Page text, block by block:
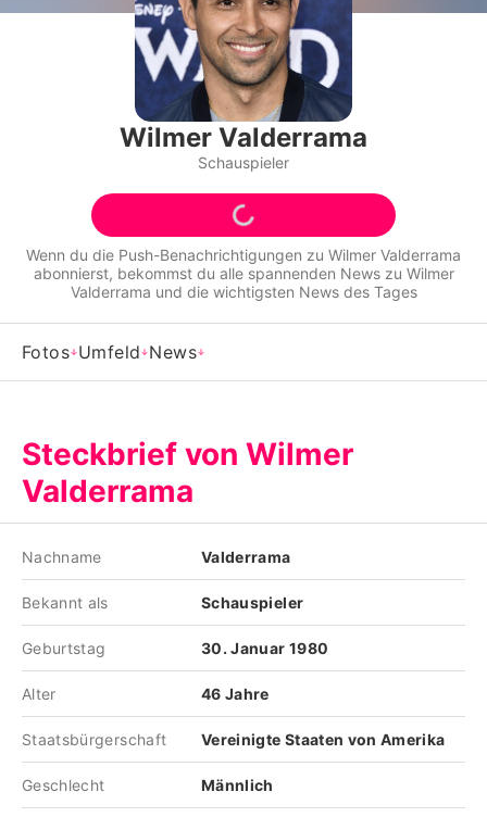
Familie & Liebe
Promiflash Exklusiv
Alle Themen auf Promiflash
Jobs
App runterladen
Team
Impressum
Nutzungsbedingungen
Utiq verwalten
Wilmer Valderrama
Schauspieler
Wenn du die Push-Benachrichtigungen zu Wilmer Valderrama
abonnierst, bekommst du alle spannenden News zu Wilmer
Valderrama und die wichtigsten News des Tages
Fotos Umfeld News
Steckbrief von Wilmer
Valderrama
Nachname Valderrama
Bekannt als Schauspieler
Geburtstag 30. Januar 1980
Alter 46 Jahre
Staatsbürgerschaft Vereinigte Staaten von Amerika
Geschlecht Männlich